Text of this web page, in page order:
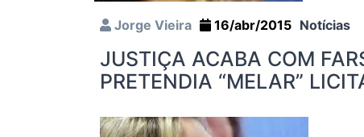
Jorge Vieira 16/abr/2015 Notícias
JUSTIÇA ACABA COM
PRETENDIA “MELAR”